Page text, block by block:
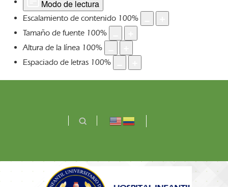
Modo de lectura
Escalamiento de contenido 100%
Tamaño de fuente 100%
Altura de la línea 100%
Espaciado de letras 100%